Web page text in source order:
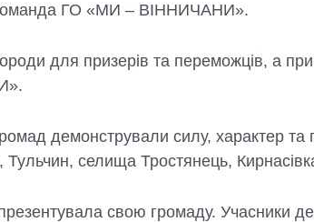
ГО «МИ – ВІННИЧАНИ».
для призерів та переможців, а
демонстрували силу, характер та
Тульчин, селища Тростянець,
свою громаду. Учасники